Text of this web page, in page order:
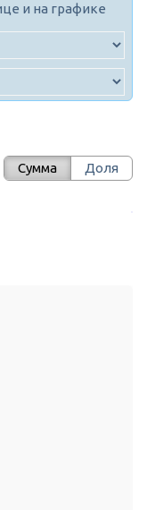
и на графике
Сумма Доля